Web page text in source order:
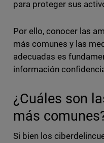
para proteger sus
Por ello, conocer las
más comunes y las
adecuadas es
información
¿Cuáles son
más
Si bien los